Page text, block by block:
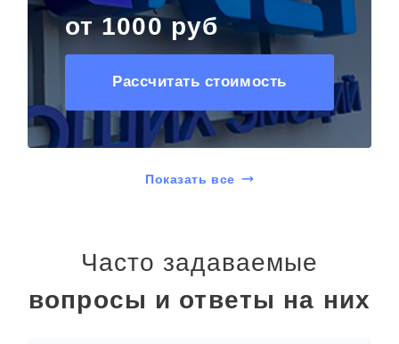
от 1000 руб
Рассчитать стоимость
Показать все
Часто задаваемые
вопросы и ответы на них